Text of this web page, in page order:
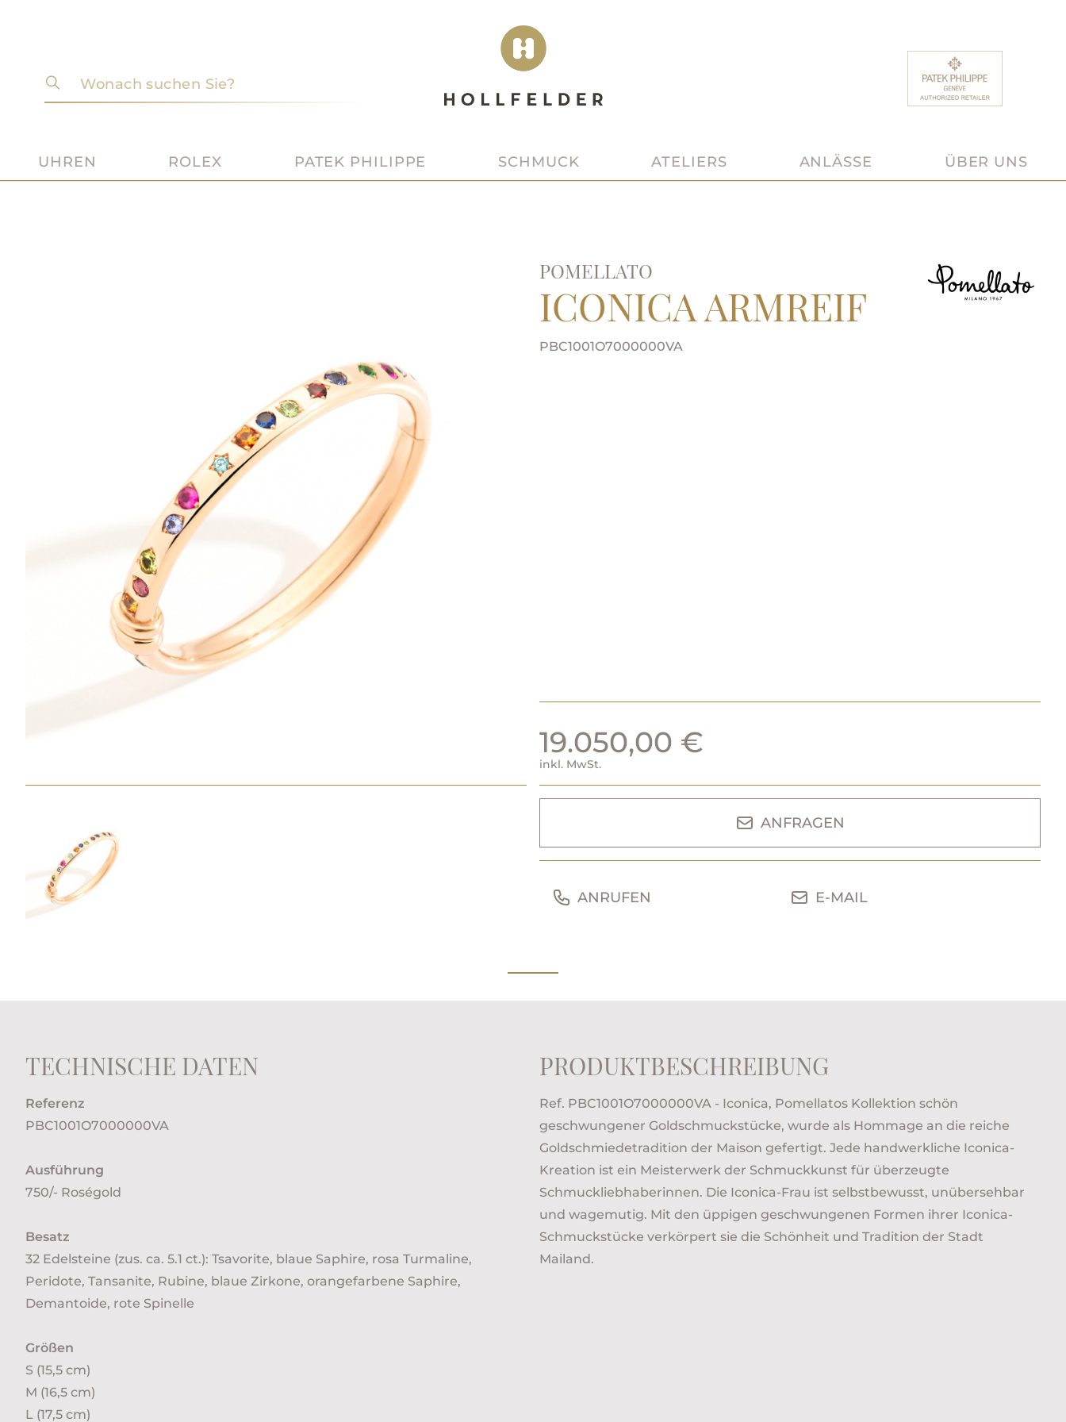
Wonach suchen Sie?
UHREN ROLEX PATEK PHILIPPE SCHMUCK ATELIERS ANLÄSSE ÜBER UNS
POMELLATO
ICONICA ARMREIF
PBC1001O7000000VA
19.050,00 €
inkl. MwSt.
ANFRAGEN
ANRUFEN E-MAIL
TECHNISCHE DATEN
Referenz
PBC1001O7000000VA
Ausführung
750/- Roségold
Besatz
32 Edelsteine (zus. ca. 5.1 ct.): Tsavorite, blaue Saphire, rosa Turmaline,
Peridote, Tansanite, Rubine, blaue Zirkone, orangefarbene Saphire,
Demantoide, rote Spinelle
Größen
S (15,5 cm)
M (16,5 cm)
L (17,5 cm)
PRODUKTBESCHREIBUNG
Ref. PBC1001O7000000VA - Iconica, Pomellatos Kollektion schön
geschwungener Goldschmuckstücke, wurde als Hommage an die reiche
Goldschmiedetradition der Maison gefertigt. Jede handwerkliche Iconica-
Kreation ist ein Meisterwerk der Schmuckkunst für überzeugte
Schmuckliebhaberinnen. Die Iconica-Frau ist selbstbewusst, unübersehbar
und wagemutig. Mit den üppigen geschwungenen Formen ihrer Iconica-
Schmuckstücke verkörpert sie die Schönheit und Tradition der Stadt
Mailand.